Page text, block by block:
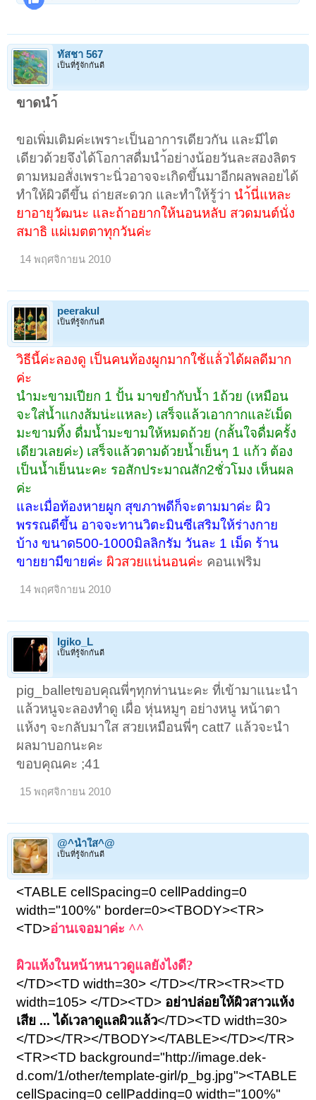
ทัสชา 567
เป็นที่รู้จักกันดี
ขาดนำ้
ขอเพิ่มเติมค่ะเพราะเป็นอาการเดียวกัน และมีไต
เดียวด้วยจึงได้โอกาสดื่มนำ้อย่างน้อยวันละสองลิตร
ตามหมอสั่งเพราะนิ่วอาจจะเกิดขึ้นมาอีกผลพลอยได้
ทำให้ผิวดีขึ้น ถ่ายสะดวก และทำให้รู้ว่า นำ้นี่แหละ
ยาอายุวัฒนะ และถ้าอยากให้นอนหลับ สวดมนต์นั่ง
สมาธิ แผ่เมตตาทุกวันค่ะ
14 พฤศจิกายน 2010
peerakul
เป็นที่รู้จักกันดี
วิธีนี้ค่ะลองดู เป็นคนท้องผูกมากใช้แล้่วได้ผลดีมาก
ค่ะ
นำมะขามเปียก 1 ปั้น มาขยำกับน้ำ 1ถ้วย (เหมือน
จะใส่น้ำแกงส้มน่ะแหละ) เสร็จแล้วเอากากและัเม็ด
มะขามทิ้ง ดื่มน้ำมะขามให้หมดถ้วย (กลั้นใจดื่มครั้ง
เดียวเลยค่ะ) เสร็จแล้วตามด้วยน้ำเย็นๆ 1 แก้ว ต้อง
เป็นน้ำเย็นนะคะ รอสักประมาณสัก2ชั่วโมง เห็นผล
ค่ะ
และเมื่อท้องหายผูก สุขภาพดีก็จะตามมาค่ะ ผิว
พรรณดีขึ้น อาจจะทานวิตะมินซีเสริมให้ร่างกาย
บ้าง ขนาด500-1000มิลลิกรัม วันละ 1 เม็ด ร้าน
ขายยามีขายค่ะ ผิวสวยแน่นอนค่ะ คอนเฟริม
14 พฤศจิกายน 2010
Igiko_L
เป็นที่รู้จักกันดี
pig_balletขอบคุณพี่ๆทุกท่านนะคะ ที่เข้ามาแนะนำ
แล้วหนูจะลองทำดู เผื่อ หุ่นหมูๆ อย่างหนู หน้าตา
แห้งๆ จะกลับมาใส สวยเหมือนพี่ๆ catt7 แล้วจะนำ
ผลมาบอกนะคะ
ขอบคุณคะ ;41
15 พฤศจิกายน 2010
@^น้ำใส^@
เป็นที่รู้จักกันดี
<TABLE cellSpacing=0 cellPadding=0
width="100%" border=0><TBODY><TR>
<TD>อ่านเจอมาค่ะ ^^
ผิวแห้งในหน้าหนาวดูแลยังไงดี?
</TD><TD width=30> </TD></TR><TR><TD
width=105> </TD><TD> อย่าปล่อยให้ผิวสาวแห้ง
เสีย ... ได้เวลาดูแลผิวแล้ว</TD><TD width=30>
</TD></TR></TBODY></TABLE></TD></TR>
<TR><TD background="http://image.dek-
d.com/1/other/template-girl/p_bg.jpg"><TABLE
cellSpacing=0 cellPadding=0 width="100%"